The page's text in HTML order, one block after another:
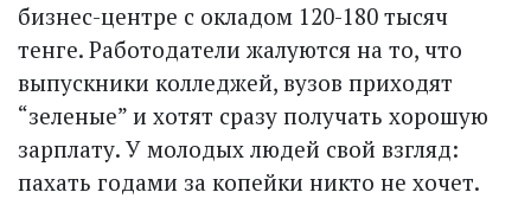
бизнес-центре с окладом 120-180 тысяч
тенге. Работодатели жалуются на то, что
выпускники колледжей, вузов приходят
“зеленые” и хотят сразу получать хорошую
зарплату. У молодых людей свой взгляд:
пахать годами за копейки никто не хочет.